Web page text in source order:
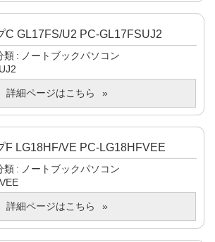
C GL17FS/U2 PC-GL17FSUJ2
類
ノートブックパソコン
詳細ページはこちら
F LG18HF/VE PC-LG18HFVEE
類
ノートブックパソコン
詳細ページはこちら